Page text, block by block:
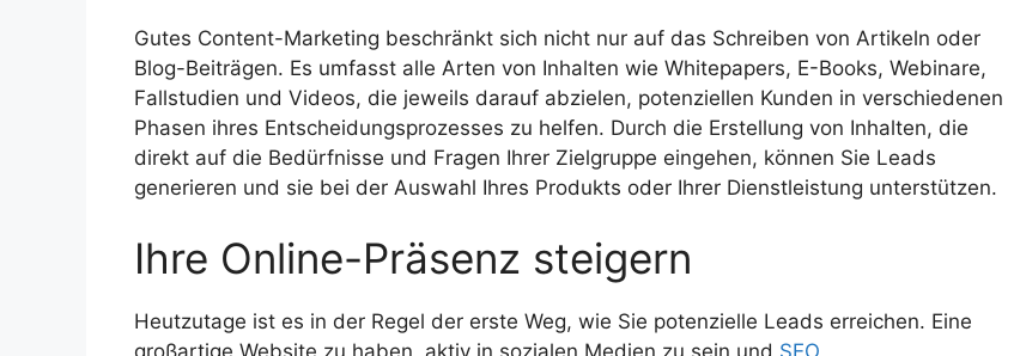
Gutes Content-Marketing beschränkt sich nicht nur auf das Schreiben von Artikeln oder
Blog-Beiträgen. Es umfasst alle Arten von Inhalten wie Whitepapers, E-Books, Webinare,
Fallstudien und Videos, die jeweils darauf abzielen, potenziellen Kunden in verschiedenen
Phasen ihres Entscheidungsprozesses zu helfen. Durch die Erstellung von Inhalten, die
direkt auf die Bedürfnisse und Fragen Ihrer Zielgruppe eingehen, können Sie Leads
generieren und sie bei der Auswahl Ihres Produkts oder Ihrer Dienstleistung unterstützen.
Ihre Online-Präsenz steigern
Heutzutage ist es in der Regel der erste Weg, wie Sie potenzielle Leads erreichen. Eine